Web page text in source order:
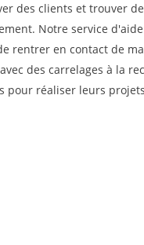
des clients et trouver
Notre service
rentrer en contact de
des carrelages à la
pour réaliser leurs